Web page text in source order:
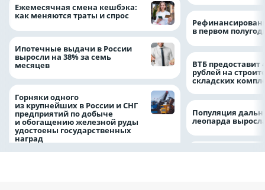
Ежемесячная смена кешбэка:
как меняются траты и спрос
Ипотечные выдачи в России
выросли на 38% за семь
месяцев
Горняки одного
из крупнейших в России и СНГ
предприятий по добыче
и обогащению железной руды
удостоены государственных
наград
в первом
ВТБ предоставит
рублей на
складских
Популяция
леопарда